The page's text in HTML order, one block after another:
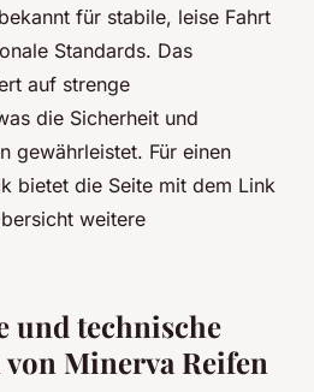
für stabile, leise Fahrt
Standards. Das
auf strenge
die Sicherheit und
gewährleistet. Für einen
bietet die Seite mit dem Link
weitere
und technische
Minerva Reifen